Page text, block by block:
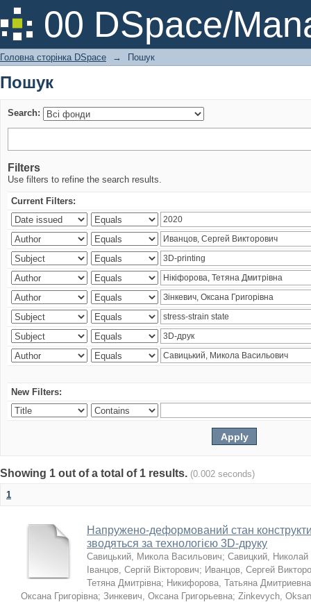
00 DSpace/
Пошук
Головна сторінка DSpace → Пошук
Пошук
Search:
Filters
Use filters to refine the search results.
Current Filters:
New Filters:
Showing 1 out of a total of 1 results. (0.002 seconds)
1
Напружено-деформований стан
зводяться за технологією 3D-друку
Савицький, Микола Васильович; Савицкий,
Іванцов, Сергій Вікторович; Иванцов, Сергей
Тетяна Дмитрівна; Никифорова, Татьяна Дмитриевна
Оксана Григорівна; Зинкевич, Оксана Григорьевна; Zinkevych,